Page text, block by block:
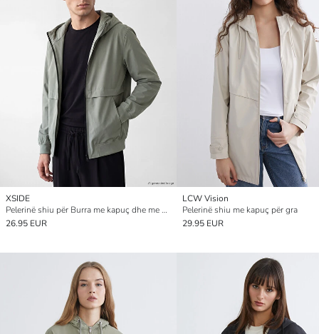
XSIDE
Pelerinë shiu për Burra me kapuç dhe me përshtatje të lirshme e të gjerë
26.95 EUR
LCW Vision
Pelerinë shiu me kapuç për gra
29.95 EUR